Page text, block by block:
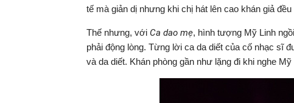
tế mà giản dị nhưng khi chị hát lên cao khán giả
Thế nhưng, với Ca dao mẹ, hình tượng Mỹ Linh
phải động lòng. Từng lời ca da diết của cố nhạc sĩ
và da diết. Khán phòng gần như lặng đi khi nghe